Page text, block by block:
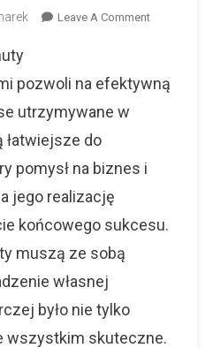
Leave A CommentOn
Jednym
pozwoli na efektywną
utrzymywane w
łatwiejsze do
pomysł na biznes i
jego realizację
końcowego sukcesu.
muszą ze sobą
własnej
było nie tylko
wszystkim skuteczne.